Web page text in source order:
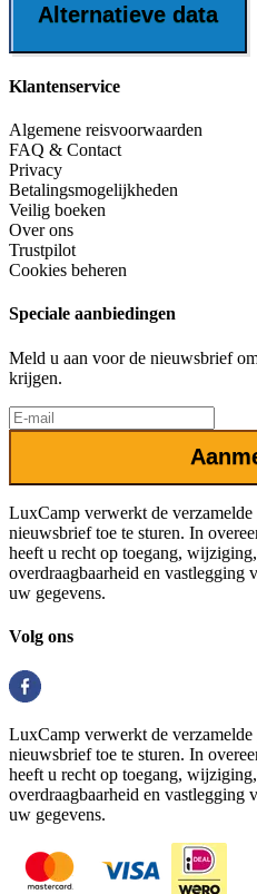
Alternatieve data
Klantenservice
Algemene reisvoorwaarden
FAQ & Contact
Privacy
Betalingsmogelijkheden
Veilig boeken
Over ons
Trustpilot
Cookies beheren
Speciale aanbiedingen
Meld u aan voor de nieuwsbrief
krijgen.
LuxCamp verwerkt de verzamelde
nieuwsbrief toe te sturen. In
heeft u recht op toegang,
overdraagbaarheid en vastlegging
uw gegevens.
Volg ons
LuxCamp verwerkt de verzamelde
nieuwsbrief toe te sturen. In
heeft u recht op toegang,
overdraagbaarheid en vastlegging
uw gegevens.